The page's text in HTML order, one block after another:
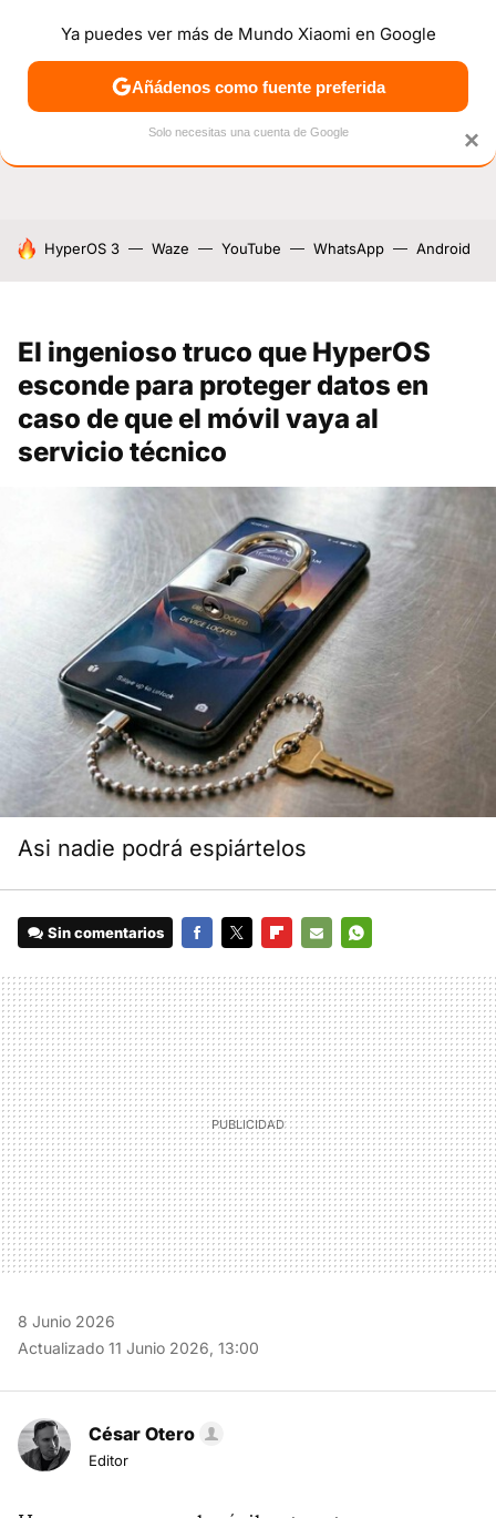
NOTICIAS MÓVILES TUTORIALES OFERTAS
HOY SE HABLA DE
HyperOS 3 Waze YouTube WhatsApp Android
El ingenioso truco que HyperOS
esconde para proteger datos en
caso de que el móvil vaya al
servicio técnico
Asi nadie podrá espiártelos
Sin comentarios
MAIL
8 Junio 2026
Actualizado 11 Junio 2026, 13:00
César Otero
Editor
×
Ya puedes ver más de Mundo Xiaomi en Google
Añádenos como fuente preferida
Solo necesitas una cuenta de Google